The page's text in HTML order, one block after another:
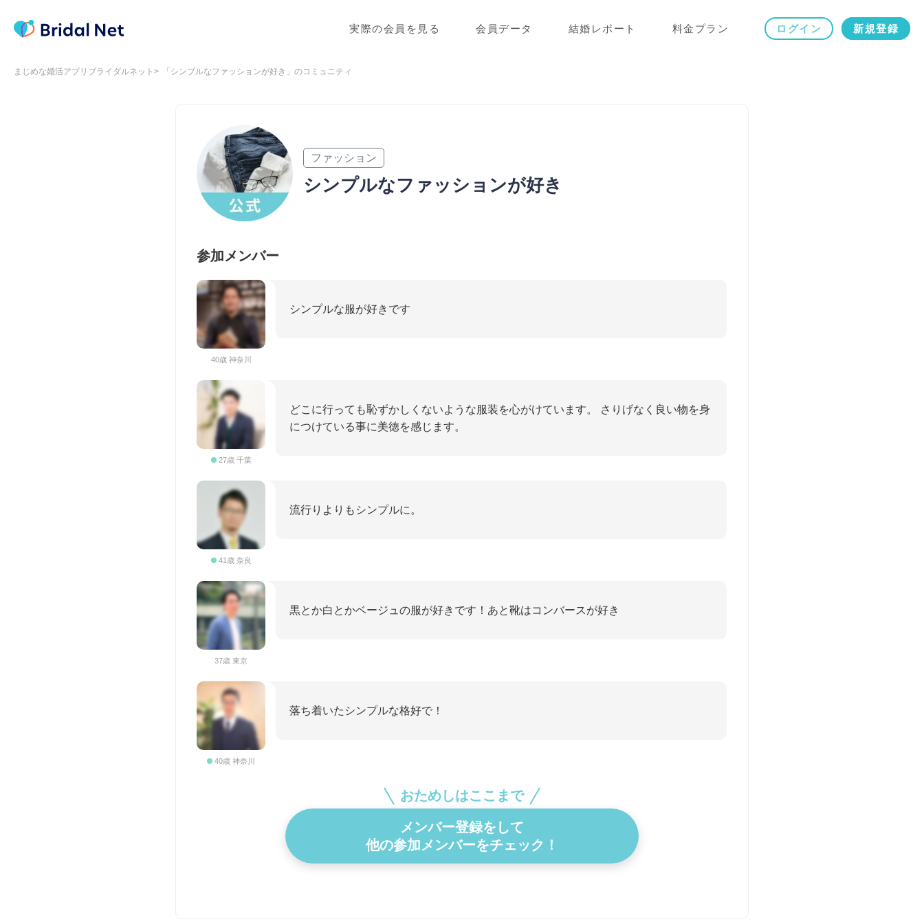
実際の会員を見る 会員データ 結婚レポート 料金プラン ログイン 新規登録
まじめな婚活アプリブライダルネット 「シンプルなファッションが好き」のコミュニティ
ファッション
シンプルなファッションが好き
参加メンバー
40歳 神奈川
シンプルな服が好きです
27歳 千葉
どこに行っても恥ずかしくないような服装を心がけています。 さりげなく良い物を身
につけている事に美徳を感じます。
41歳 奈良
流行りよりもシンプルに。
37歳 東京
黒とか白とかベージュの服が好きです！あと靴はコンバースが好き
40歳 神奈川
落ち着いたシンプルな格好で！
おためしはここまで
メンバー登録をして
他の参加メンバーをチェック！